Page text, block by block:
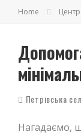
Home Центр
Петрівська
Нагадаємо,